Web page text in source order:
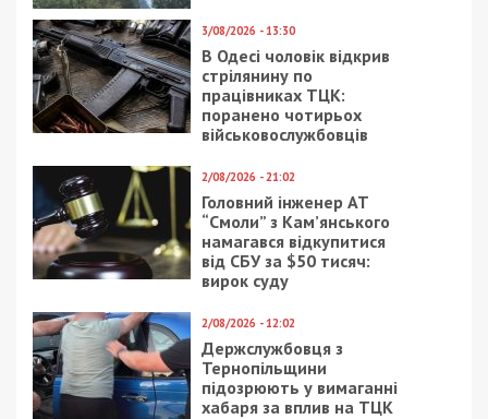
9/07/2022 - 10:54
Письменник Ян
Валетов розповів, чому
важливо підтримати
збір на вантажівки для
фронту
В Днепре ночью
горели одновременно
два магазина
26/12/2023 - 16:28
Комендантська година
на Дніпропетровщині:
чи будуть зміни під
час новорічних свят
20/04/2018 - 15:33
В Днепре умер боец
“Азова”